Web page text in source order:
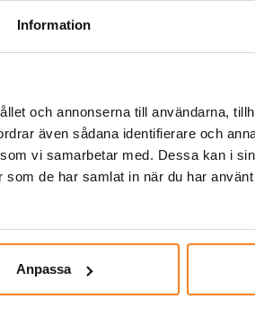
Information
och annonserna till användarna,
även sådana identifierare och
vi samarbetar med. Dessa kan i
de har samlat in när du har
Anpassa